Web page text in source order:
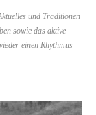
und Traditionen
sowie das aktive
einen Rhythmus